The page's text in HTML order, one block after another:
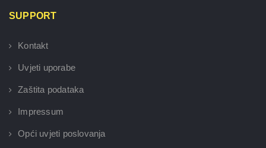
SUPPORT
Kontakt
Uvjeti uporabe
Zaštita podataka
Impressum
Opći uvjeti poslovanja